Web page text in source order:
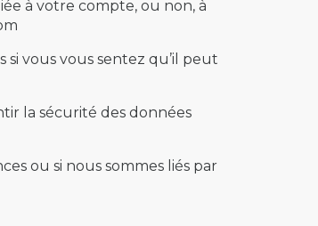
à votre compte, ou non, à
vous vous sentez qu’il peut
la sécurité des données
ou si nous sommes liés par